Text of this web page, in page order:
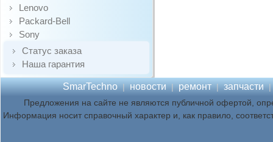
Lenovo
Packard-Bell
Sony
Статус заказа
Наша гарантия
SmarTechno | новости | ремонт | запчасти |
Предложения на сайте не являются публичной офертой,
Информация носит справочный характер и, как правило,